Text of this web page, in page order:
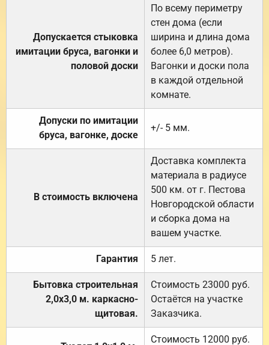
Допускается стыковка
имитации бруса, вагонки и
половой доски
По всему периметру
стен дома (если
ширина и длина дома
более 6,0 метров).
Вагонки и доски пола
в каждой отдельной
комнате.
Допуски по имитации
бруса, вагонке, доске
+/- 5 мм.
В стоимость включена
Доставка комплекта
материала в радиусе
500 км. от г. Пестова
Новгородской области
и сборка дома на
вашем участке.
Гарантия 5 лет.
Бытовка строительная
2,0х3,0 м. каркасно-
щитовая.
Стоимость 23000 руб.
Остаётся на участке
Заказчика.
Стоимость 12000 руб.